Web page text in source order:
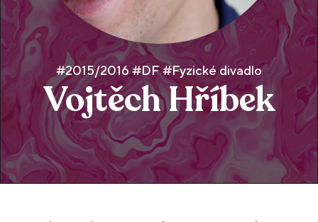
#2015/2016 #DF #Fyzické divadlo
Vojtěch Hříbek